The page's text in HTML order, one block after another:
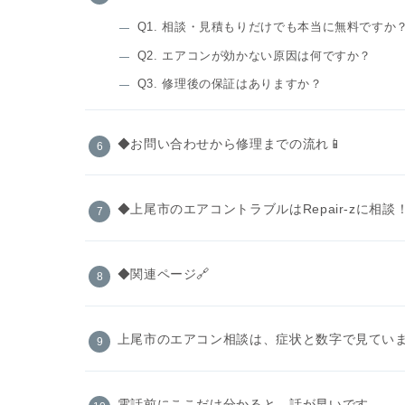
Q1. 相談・見積もりだけでも本当に無料ですか？
Q2. エアコンが効かない原因は何ですか？
Q3. 修理後の保証はありますか？
◆お問い合わせから修理までの流れ📱
◆上尾市のエアコントラブルはRepair-zに相談
◆関連ページ🔗
上尾市のエアコン相談は、症状と数字で見ていま